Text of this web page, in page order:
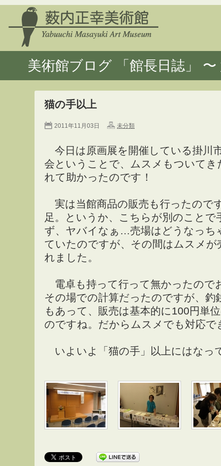
美術館ブログ 「館長日誌」
猫の手以上
2011年11月03日 未分類
今日は原画展を開催している掛川
会ということで、ムスメもついて
れて助かったのです！
実は当館商品の販売も行ったので
足。というか、こちらが別のことで
ず、ヤバイなぁ…売場はどうなっち
ていたのですが、その間はムスメ
れました。
電卓も持って行って無かったので
その場での計算だったのですが、釣
もあって、販売は基本的に100円単
のですね。だからムスメでも対応で
いよいよ「猫の手」以上にはなっ